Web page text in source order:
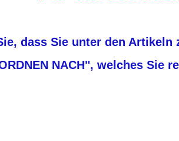
dass Sie unter den
NACH", welches Sie